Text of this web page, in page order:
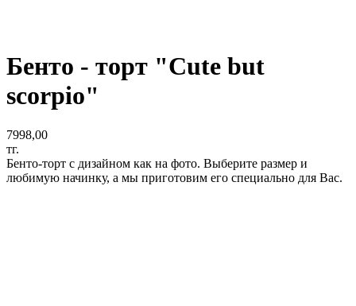
Бенто - торт "Cute but
scorpio"
7998,00
тг.
Бенто-торт с дизайном как на фото. Выберите размер и
любимую начинку, а мы приготовим его специально для Вас.